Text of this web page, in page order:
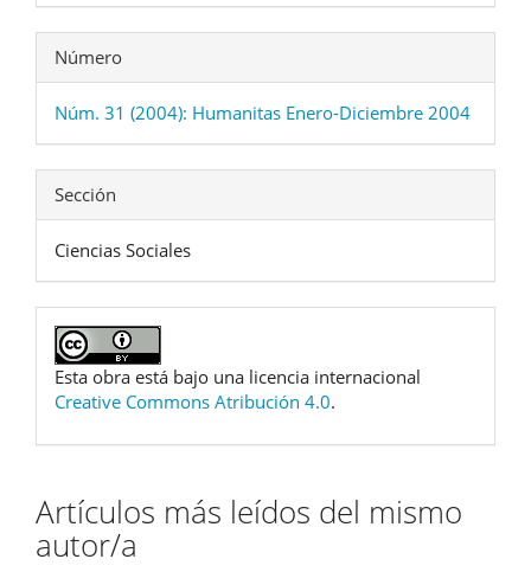
Número
Núm. 31 (2004): Humanitas Enero-Diciembre 2004
Sección
Ciencias Sociales
Esta obra está bajo una licencia internacional
Creative Commons Atribución 4.0.
Artículos más leídos del mismo
autor/a